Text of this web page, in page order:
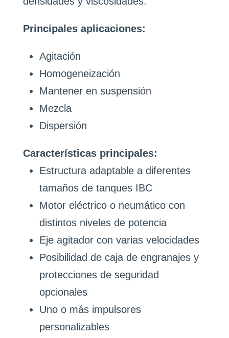
Principales aplicaciones:
Agitación
Homogeneización
Mantener en suspensión
Mezcla
Dispersión
Características principales:
Estructura adaptable a diferentes
tamaños de tanques IBC
Motor eléctrico o neumático con
distintos niveles de potencia
Eje agitador con varias velocidades
Posibilidad de caja de engranajes y
protecciones de seguridad
opcionales
Uno o más impulsores
personalizables